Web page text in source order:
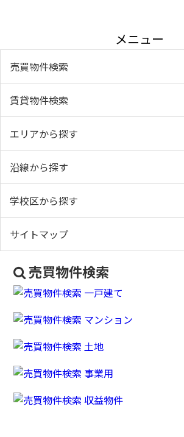
メニュー
売買物件検索
賃貸物件検索
エリアから探す
沿線から探す
学校区から探す
サイトマップ
売買物件検索